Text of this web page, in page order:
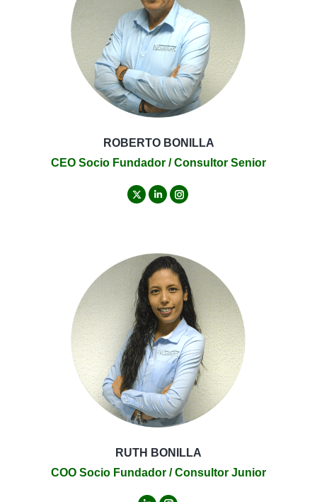
ROBERTO BONILLA
CEO Socio Fundador / Consultor Senior
X LinkedinInstagram
RUTH BONILLA
COO Socio Fundador / Consultor Junior